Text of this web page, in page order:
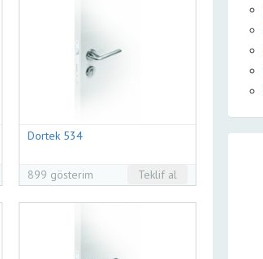
Dortek 534
899 gösterim Teklif al